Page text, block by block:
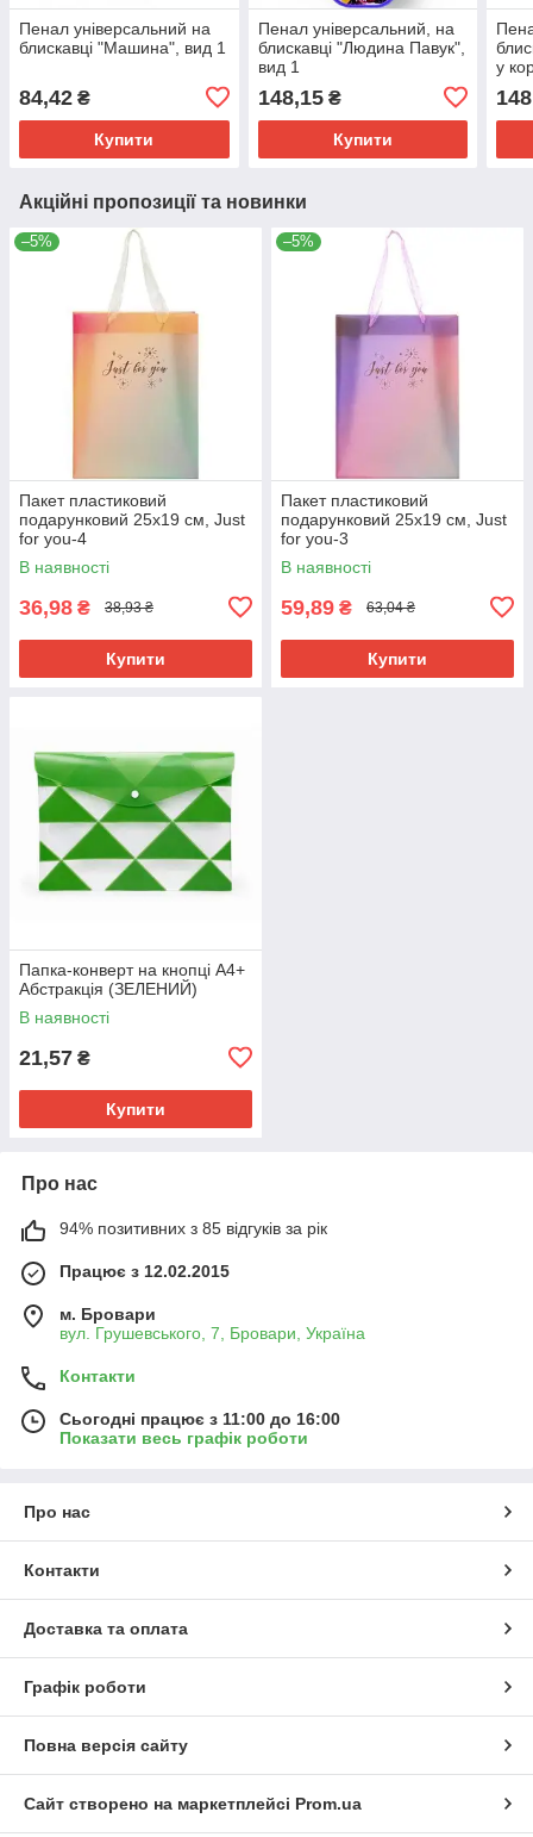
Пенал універсальний на
блискавці "Машина", вид 1
84,42 ₴
Купити
Пенал універсальний, на
блискавці "Людина Павук",
вид 1
148,15₴
Купити
у
Акційні пропозиції та новинки
–5%
Пакет пластиковий
подарунковий 25х19 см, Just
for you-4
В наявності
36,98 ₴ 38,93 ₴
Купити
–5%
Пакет пластиковий
подарунковий 25х19 см, Just
for you-3
В наявності
59,89 ₴ 63,04 ₴
Купити
Папка-конверт на кнопці А4+
Абстракція (ЗЕЛЕНИЙ)
В наявності
21,57 ₴
Купити
Про нас
94% позитивних з 85 відгуків за рік
Працює з 12.02.2015
м. Бровари
вул. Грушевського, 7, Бровари, Україна
Контакти
Сьогодні працює з 11:00 до 16:00
Показати весь графік роботи
Про нас
Контакти
Доставка та оплата
Графік роботи
Повна версія сайту
Сайт створено на маркетплейсі Prom.ua